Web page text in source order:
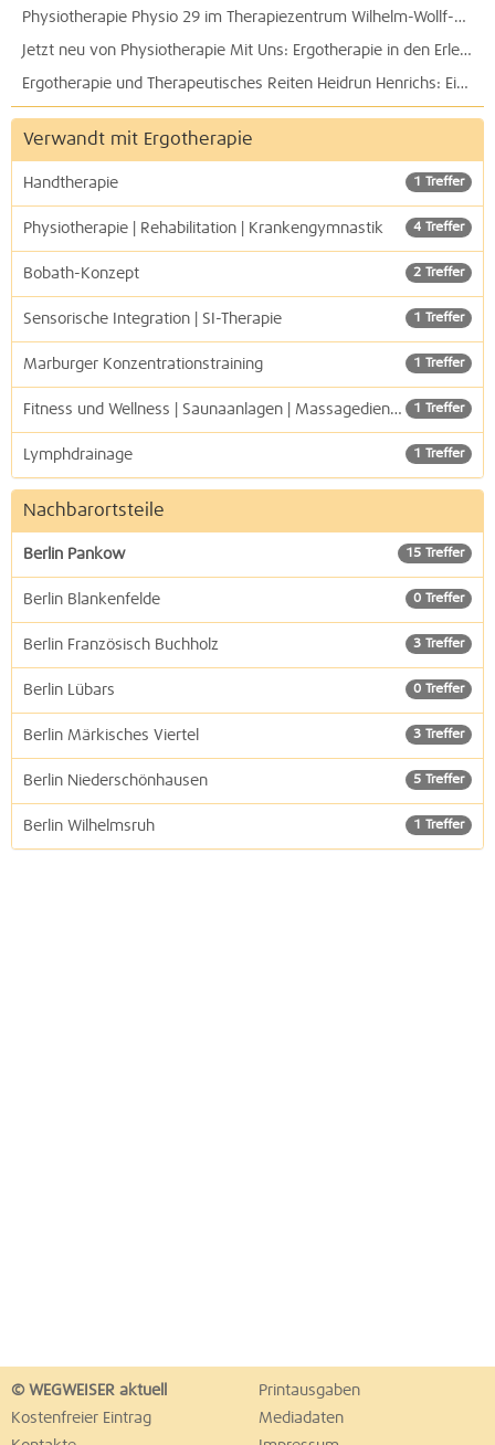
Physiotherapie Physio 29 im Therapiezentrum Wilhelm-Wollf-Straße - Gesundheitssport TopFit e.V.
Jetzt neu von Physiotherapie Mit Uns: Ergotherapie in den Erlenhöfen - für Babys, Kinder und Erwachsene.
Ergotherapie und Therapeutisches Reiten Heidrun Henrichs: Ein Weg zu mehr Selbstständigkeit für Kinder und Erwachsene
Verwandt mit Ergotherapie
1 Treffer
Handtherapie
4 Treffer
Physiotherapie | Rehabilitation | Krankengymnastik
2 Treffer
Bobath-Konzept
1 Treffer
Sensorische Integration | SI-Therapie
1 Treffer
Marburger Konzentrationstraining
1 Treffer
Fitness und Wellness | Saunaanlagen | Massagedienste
1 Treffer
Lymphdrainage
Nachbarortsteile
15 Treffer
Berlin Pankow
0 Treffer
Berlin Blankenfelde
3 Treffer
Berlin Französisch Buchholz
0 Treffer
Berlin Lübars
3 Treffer
Berlin Märkisches Viertel
5 Treffer
Berlin Niederschönhausen
1 Treffer
Berlin Wilhelmsruh
© WEGWEISER aktuell
Printausgaben
Kostenfreier Eintrag
Mediadaten